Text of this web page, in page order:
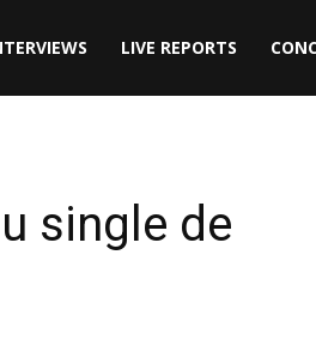
LIVE REPORTS
single de